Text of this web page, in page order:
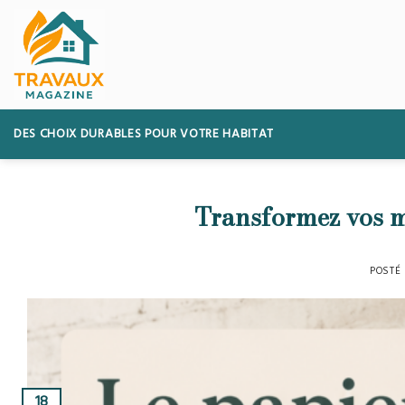
content
DES CHOIX DURABLES POUR VOTRE HABITAT
Transformez vos